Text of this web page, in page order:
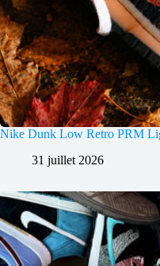
Nike Dunk Low Retro PRM
31 juillet 2026